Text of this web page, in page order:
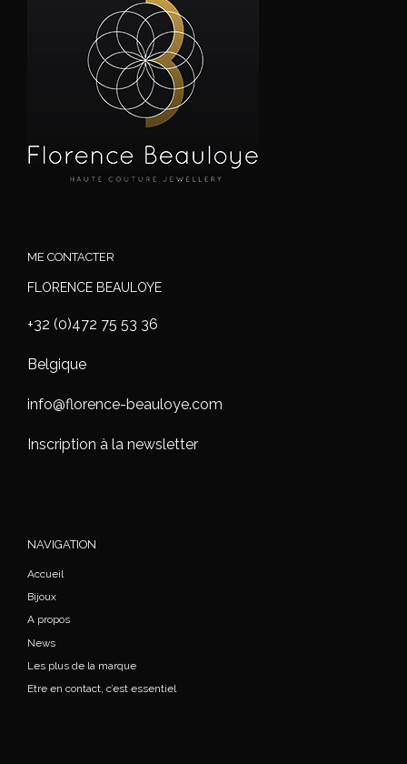
ME CONTACTER
FLORENCE BEAULOYE
+32 (0)472 75 53 36
Belgique
info@florence-beauloye.com
Inscription à la newsletter
NAVIGATION
Accueil
Bijoux
A propos
News
Les plus de la marque
Etre en contact, c’est essentiel